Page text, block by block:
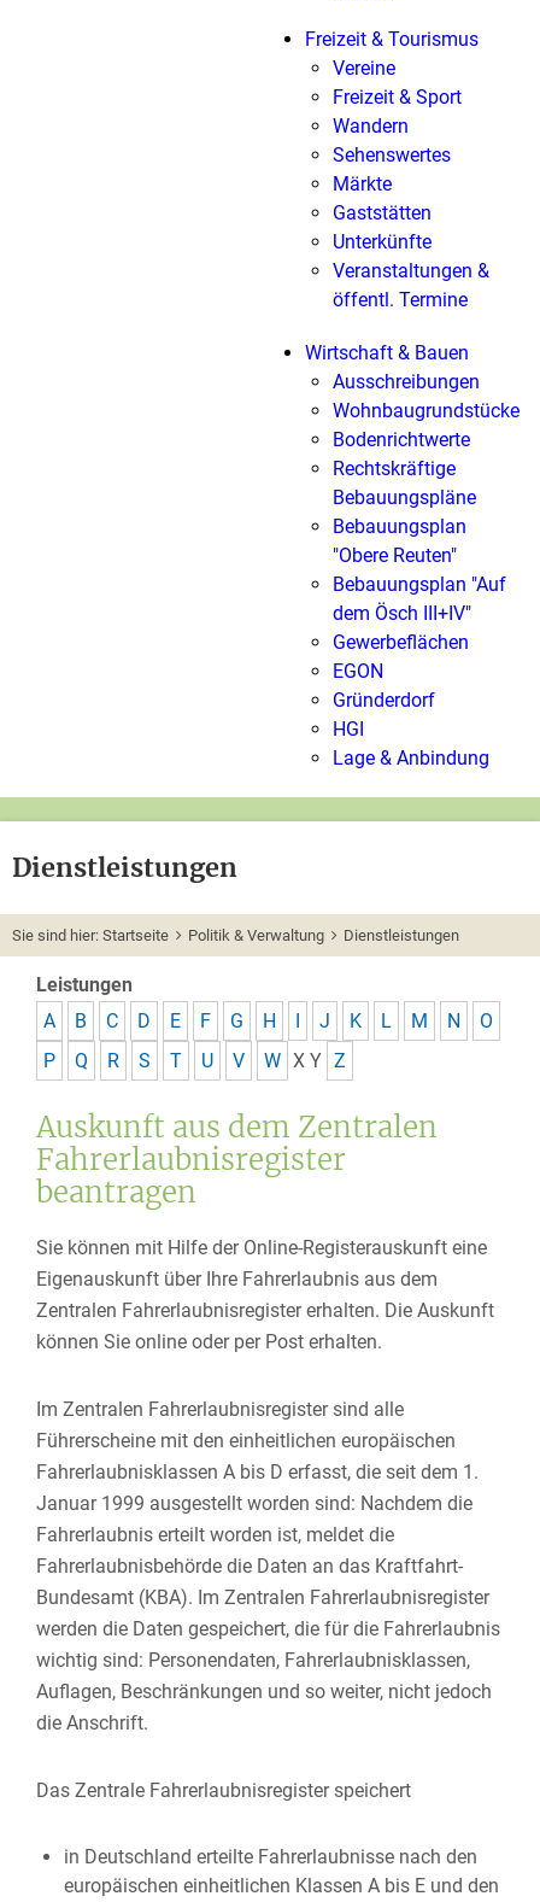
Freizeit & Tourismus
Vereine
Freizeit & Sport
Wandern
Sehenswertes
Märkte
Gaststätten
Unterkünfte
Veranstaltungen &
öffentl. Termine
Wirtschaft & Bauen
Ausschreibungen
Wohnbaugrundstücke
Bodenrichtwerte
Rechtskräftige
Bebauungspläne
Bebauungsplan
"Obere Reuten"
Bebauungsplan "Auf
dem Ösch III+IV"
Gewerbeflächen
EGON
Gründerdorf
HGI
Lage & Anbindung
Dienstleistungen
Sie sind hier: Startseite Politik & Verwaltung Dienstleistungen
Leistungen
A
B C D E F G H I J K L M N
O
P
Q R S T U V W X Y Z
Auskunft aus dem Zentralen
Fahrerlaubnisregister
beantragen
Sie können mit Hilfe der Online-Registerauskunft eine
Eigenauskunft über Ihre Fahrerlaubnis aus dem
Zentralen Fahrerlaubnisregister erhalten. Die Auskunft
können Sie online oder per Post erhalten.
Im Zentralen Fahrerlaubnisregister sind alle
Führerscheine mit den einheitlichen europäischen
Fahrerlaubnisklassen A bis D erfasst, die seit dem 1.
Januar 1999 ausgestellt worden sind: Nachdem die
Fahrerlaubnis erteilt worden ist, meldet die
Fahrerlaubnisbehörde die Daten an das Kraftfahrt-
Bundesamt (KBA). Im Zentralen Fahrerlaubnisregister
werden die Daten gespeichert, die für die Fahrerlaubnis
wichtig sind: Personendaten, Fahrerlaubnisklassen,
Auflagen, Beschränkungen und so weiter, nicht jedoch
die Anschrift.
Das Zentrale Fahrerlaubnisregister speichert
in Deutschland erteilte Fahrerlaubnisse nach den
europäischen einheitlichen Klassen A bis E und den